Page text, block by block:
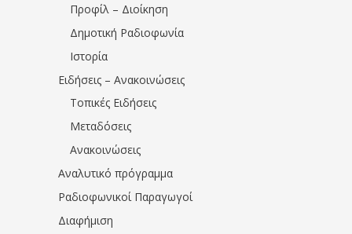
Προφίλ – Διοίκηση
Δημοτική Ραδιοφωνία
Ιστορία
Ειδήσεις – Ανακοινώσεις
Τοπικές Ειδήσεις
Μεταδόσεις
Ανακοινώσεις
Αναλυτικό πρόγραμμα
Ραδιοφωνικοί Παραγωγοί
Διαφήμιση